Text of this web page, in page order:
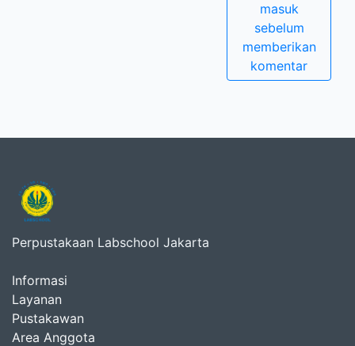
masuk
sebelum
memberikan
komentar
Perpustakaan Labschool Jakarta
Informasi
Layanan
Pustakawan
Area Anggota